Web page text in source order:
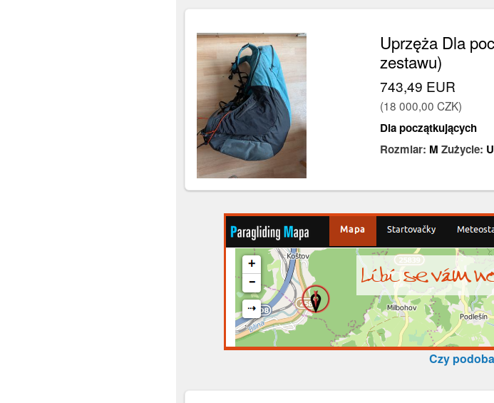
Uprzęża Dla
zestawu)
743,49 EUR
(18 000,00 CZK)
Dla początkujących
Rozmiar: M Zużycie:
Czy